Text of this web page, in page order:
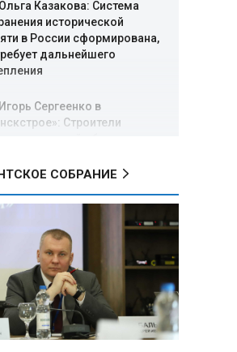
Ольга Казакова: Система
исторической
в России сформирована,
дальнейшего
Игорь Сергеенко в
Строители
охраны труда
РФ: Поездка
в США не принесла
результатов
Белорусские школьники
первые «космические»
из семян, побывавших
СОБРАНИЕ